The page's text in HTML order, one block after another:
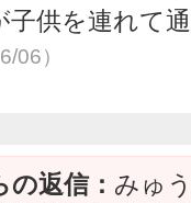
子供を連れて
06）
返信： みゅ